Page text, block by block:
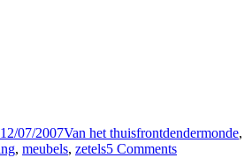
12/07/2007Van het thuisfrontdendermonde,
, meubels, zetels5 Commentson